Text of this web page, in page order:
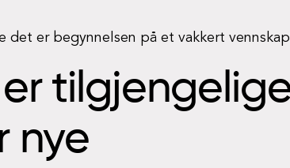
det er begynnelsen på et vakkert
er
nye